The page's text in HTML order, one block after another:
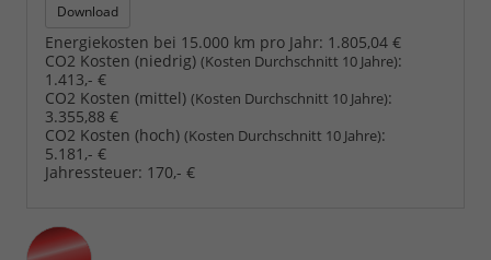
Download
Energiekosten bei 15.000 km pro Jahr: 1.805,04 €
CO2 Kosten (niedrig) (Kosten Durchschnitt 10 Jahre):
1.413,- €
CO2 Kosten (mittel) (Kosten Durchschnitt 10 Jahre):
3.355,88 €
CO2 Kosten (hoch) (Kosten Durchschnitt 10 Jahre):
5.181,- €
Jahressteuer: 170,- €